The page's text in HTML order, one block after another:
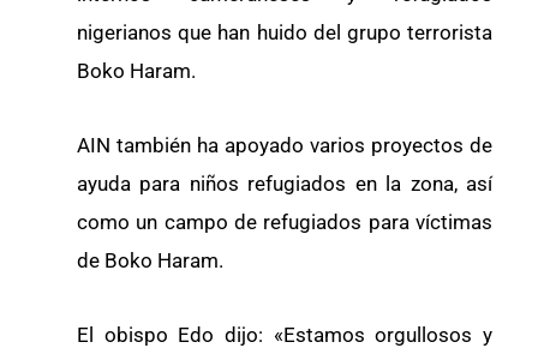
nigerianos que han huido del grupo terrorista
Boko Haram.
AIN también ha apoyado varios proyectos de
ayuda para niños refugiados en la zona, así
como un campo de refugiados para víctimas
de Boko Haram.
El obispo Edo dijo: «Estamos orgullosos y